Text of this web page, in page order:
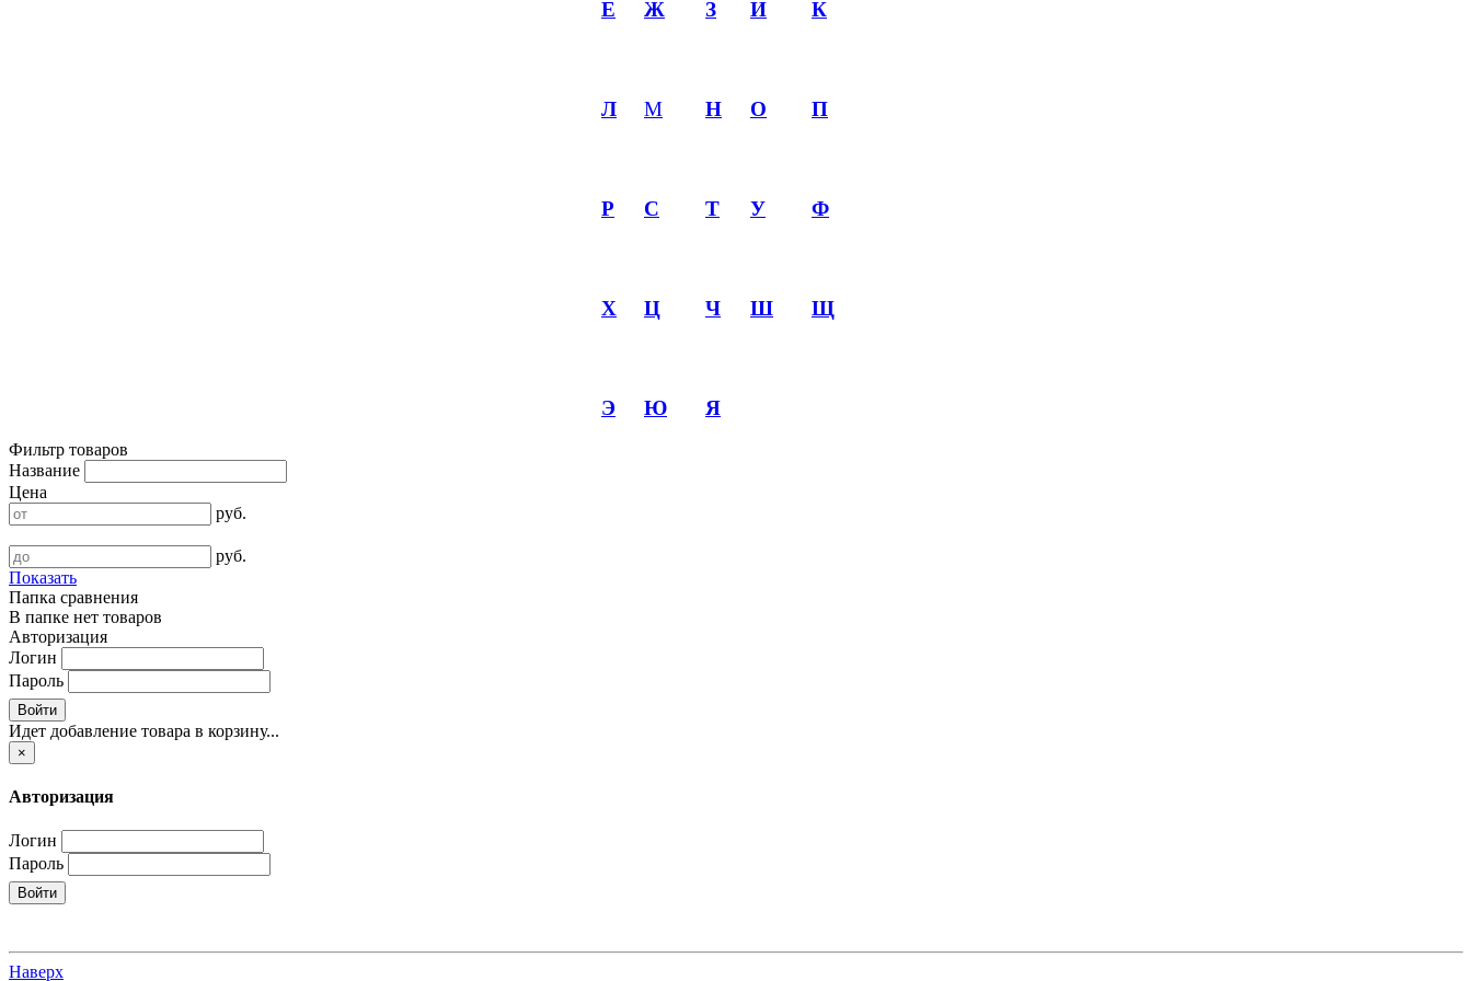
Е Ж З И К
Л М Н О П
Р С Т У Ф
Х Ц Ч Ш Щ
Э Ю Я
Фильтр товаров
Название
Цена
руб.
руб.
Показать
Папка сравнения
В папке нет товаров
Авторизация
Логин
Пароль
Войти
Идет добавление товара в корзину...
×
Авторизация
Логин
Пароль
Войти
Наверх